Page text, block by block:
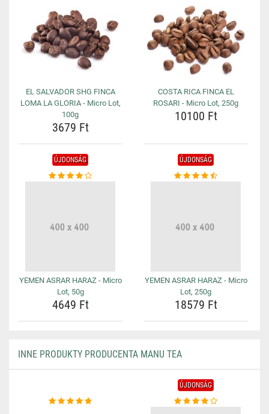
EL SALVADOR SHG FINCA
LOMA LA GLORIA - Micro Lot,
100g
3679 Ft
COSTA RICA FINCA EL
ROSARI - Micro Lot, 250g
10100 Ft
ÚJDONSÁG
YEMEN ASRAR HARAZ - Micro
Lot, 50g
4649 Ft
ÚJDONSÁG
YEMEN ASRAR HARAZ - Micro
Lot, 250g
18579 Ft
INNE PRODUKTY PRODUCENTA MANU TEA
ÚJDONSÁG